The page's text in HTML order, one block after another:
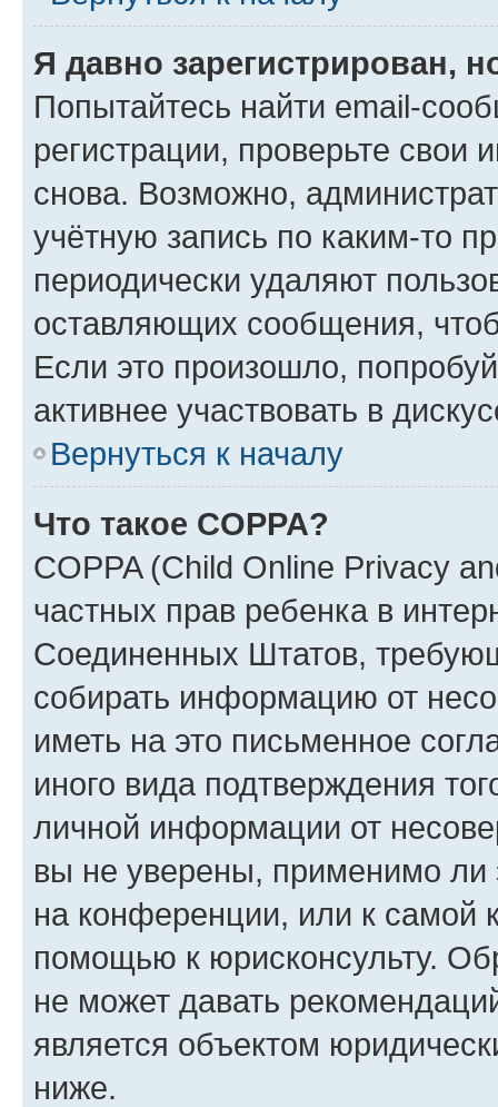
Я давно зарегистрирован,
Попытайтесь найти email-
регистрации, проверьте свои
снова. Возможно,
учётную запись по каким-то
периодически удаляют
оставляющих сообщения,
Если это произошло,
активнее участвовать в
Вернуться к началу
Что такое COPPA?
COPPA (Child Online Privacy
частных прав ребенка в
Соединенных Штатов,
собирать информацию от
иметь на это письменное
иного вида подтверждения
личной информации от
вы не уверены, применимо ли
на конференции, или к самой
помощью к юрисконсульту.
не может давать
является объектом
ниже.